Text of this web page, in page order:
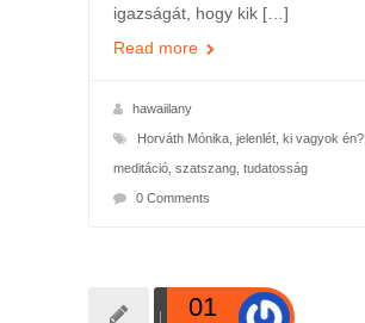
igazságát, hogy kik […]
Read more
hawaiilany
Horváth Mónika, jelenlét, ki vagyok én?,
meditáció, szatszang, tudatosság
0 Comments
01